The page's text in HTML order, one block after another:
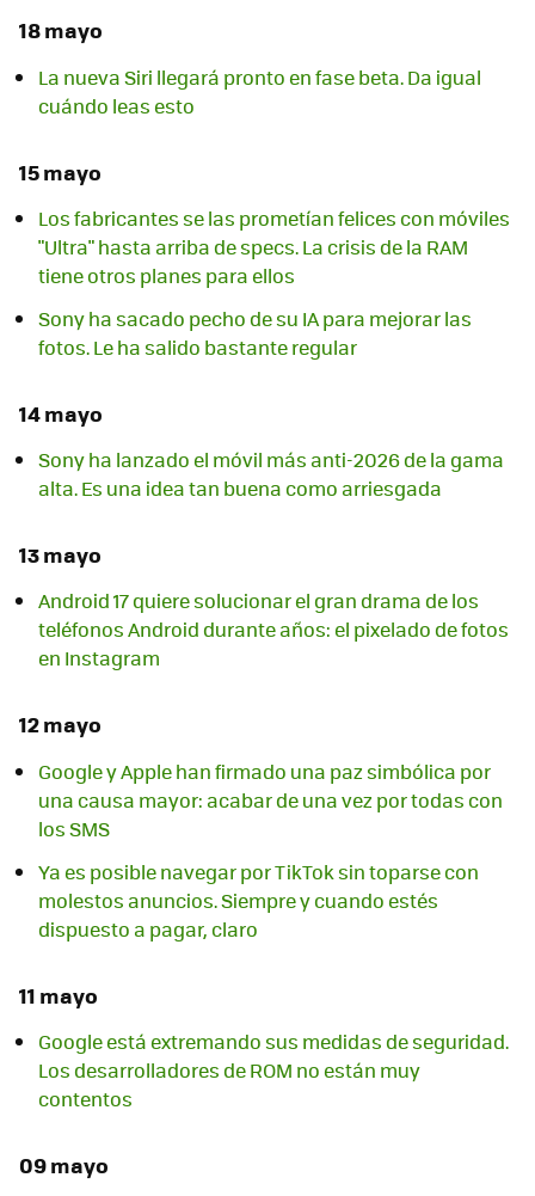
18 mayo
La nueva Siri llegará pronto en fase beta. Da igual
cuándo leas esto
15 mayo
Los fabricantes se las prometían felices con móviles
"Ultra" hasta arriba de specs. La crisis de la RAM
tiene otros planes para ellos
Sony ha sacado pecho de su IA para mejorar las
fotos. Le ha salido bastante regular
14 mayo
Sony ha lanzado el móvil más anti-2026 de la gama
alta. Es una idea tan buena como arriesgada
13 mayo
Android 17 quiere solucionar el gran drama de los
teléfonos Android durante años: el pixelado de fotos
en Instagram
12 mayo
Google y Apple han firmado una paz simbólica por
una causa mayor: acabar de una vez por todas con
los SMS
Ya es posible navegar por TikTok sin toparse con
molestos anuncios. Siempre y cuando estés
dispuesto a pagar, claro
11 mayo
Google está extremando sus medidas de seguridad.
Los desarrolladores de ROM no están muy
contentos
09 mayo